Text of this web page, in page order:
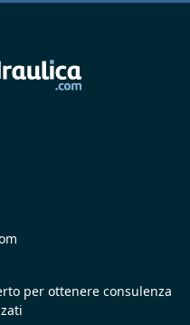
per ottenere consulenza